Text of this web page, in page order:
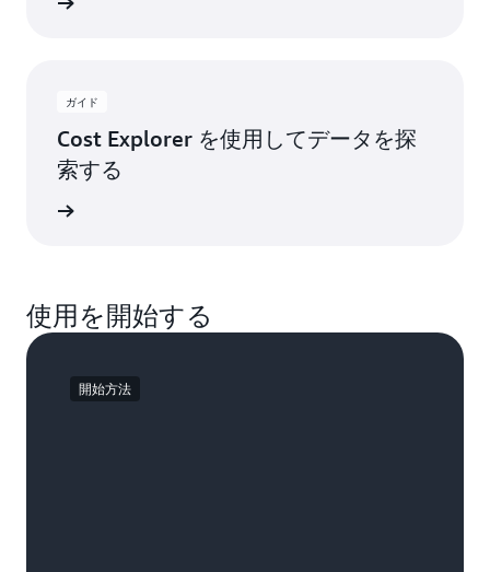
ガイド
Cost Explorer を使用してデータを探
索する
使用を開始する
開始方法